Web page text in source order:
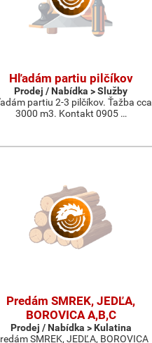
Hľadám partiu pilčíkov
Prodej / Nabídka > Služby
partiu 2-3 pilčíkov. Ťažba cca
3000 m3. Kontakt 0905 …
Predám SMREK, JEDĽA,
BOROVICA A,B,C
Prodej / Nabídka > Kulatina
SMREK, JEDĽA, BOROVICA